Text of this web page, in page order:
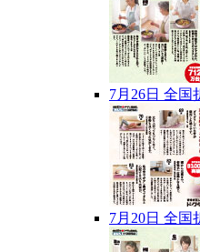
7月26日 全国
7月20日 全国